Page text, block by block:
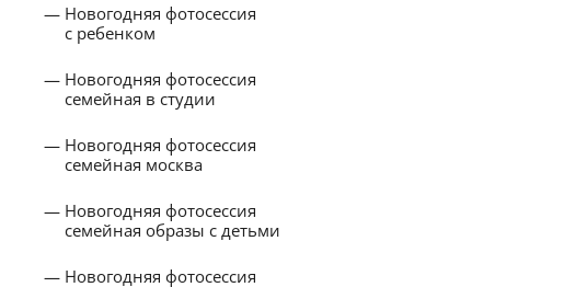
Новогодняя фотосессия
с ребенком
Новогодняя фотосессия
семейная в студии
Новогодняя фотосессия
семейная москва
Новогодняя фотосессия
семейная образы с детьми
Новогодняя фотосессия